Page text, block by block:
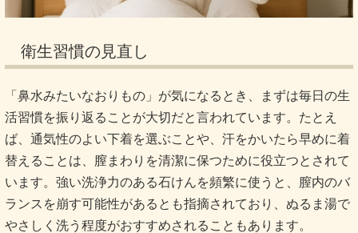
衛生習慣の見直し
「鼻水みたいなおりもの」が気になるとき、まずは毎日の生
活習慣を振り返ることが大切だと言われています。たとえ
ば、通気性のよい下着を選ぶことや、汗をかいたら早めに着
替えることは、膣まわりを清潔に保つために役立つとされて
います。強い洗浄力のある石けんを頻繁に使うと、膣内のバ
ランスを崩す可能性があるとも指摘されており、ぬるま湯で
やさしく洗う程度がおすすめされることもあります。